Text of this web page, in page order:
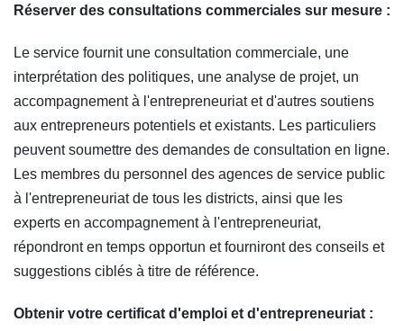
Réserver des consultations commerciales sur mesure :
Le service fournit une consultation commerciale, une
interprétation des politiques, une analyse de projet, un
accompagnement à l'entrepreneuriat et d'autres soutiens
aux entrepreneurs potentiels et existants. Les particuliers
peuvent soumettre des demandes de consultation en ligne.
Les membres du personnel des agences de service public
à l'entrepreneuriat de tous les districts, ainsi que les
experts en accompagnement à l'entrepreneuriat,
répondront en temps opportun et fourniront des conseils et
suggestions ciblés à titre de référence.
Obtenir votre certificat d'emploi et d'entrepreneuriat :